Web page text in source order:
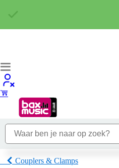
Couplers & Clamps